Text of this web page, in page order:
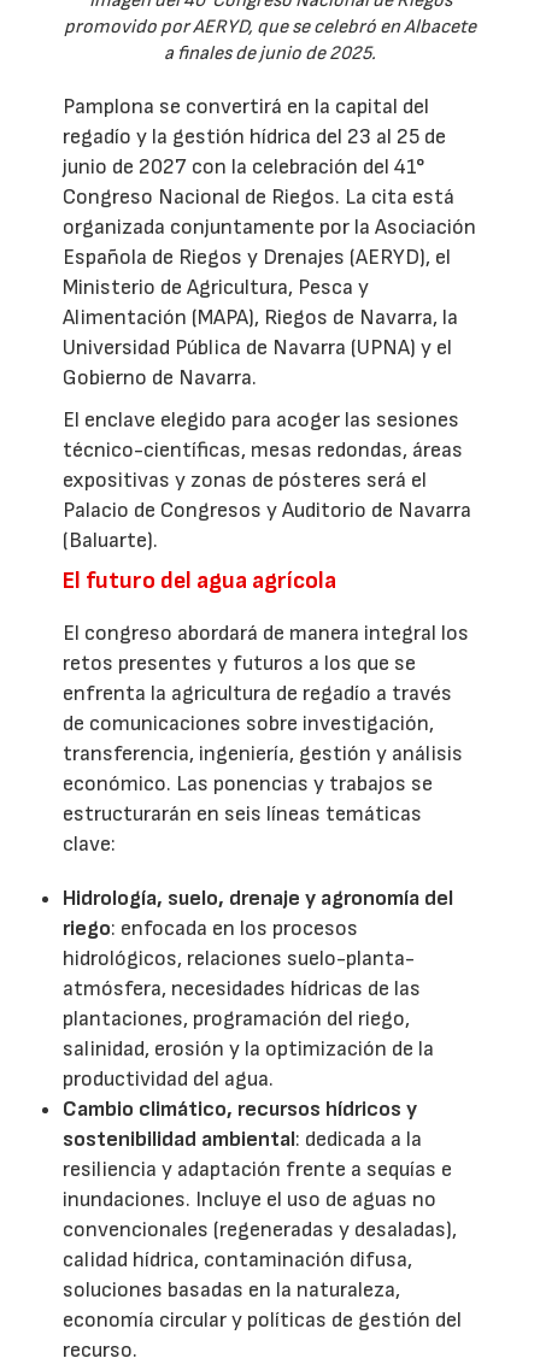
promovido por AERYD, que se celebró en Albacete
a finales de junio de 2025.
Pamplona se convertirá en la capital del
regadío y la gestión hídrica del 23 al 25 de
junio de 2027 con la celebración del 41°
Congreso Nacional de Riegos. La cita está
organizada conjuntamente por la Asociación
Española de Riegos y Drenajes (AERYD), el
Ministerio de Agricultura, Pesca y
Alimentación (MAPA), Riegos de Navarra, la
Universidad Pública de Navarra (UPNA) y el
Gobierno de Navarra.
El enclave elegido para acoger las sesiones
técnico-científicas, mesas redondas, áreas
expositivas y zonas de pósteres será el
Palacio de Congresos y Auditorio de Navarra
(Baluarte).
El futuro del agua agrícola
El congreso abordará de manera integral los
retos presentes y futuros a los que se
enfrenta la agricultura de regadío a través
de comunicaciones sobre investigación,
transferencia, ingeniería, gestión y análisis
económico. Las ponencias y trabajos se
estructurarán en seis líneas temáticas
clave:
Hidrología, suelo, drenaje y agronomía del
riego: enfocada en los procesos
hidrológicos, relaciones suelo-planta-
atmósfera, necesidades hídricas de las
plantaciones, programación del riego,
salinidad, erosión y la optimización de la
productividad del agua.
Cambio climático, recursos hídricos y
sostenibilidad ambiental: dedicada a la
resiliencia y adaptación frente a sequías e
inundaciones. Incluye el uso de aguas no
convencionales (regeneradas y desaladas),
calidad hídrica, contaminación difusa,
soluciones basadas en la naturaleza,
economía circular y políticas de gestión del
recurso.